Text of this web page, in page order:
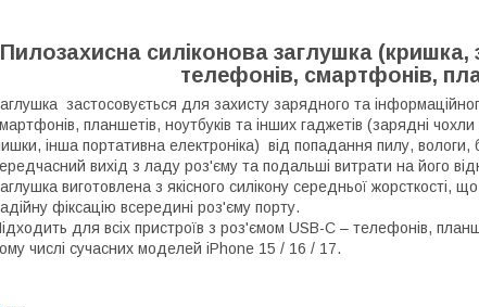
Пилозахисна силіконова заглушка (кришка,
телефонів, смартфонів,
застосовується для захисту зарядного та
планшетів, ноутбуків та інших гаджетів (зарядні
інша портативна електроніка) від попадання пилу, вологи,
вихід з ладу роз'єму та подальші витрати на його
виготовлена ​​з якісного силікону середньої жорсткості,
фіксацію всередині роз'єму порту.
для всіх пристроїв з роз'ємом USB-C – телефонів,
числі сучасних моделей iPhone 15 / 16 / 17.